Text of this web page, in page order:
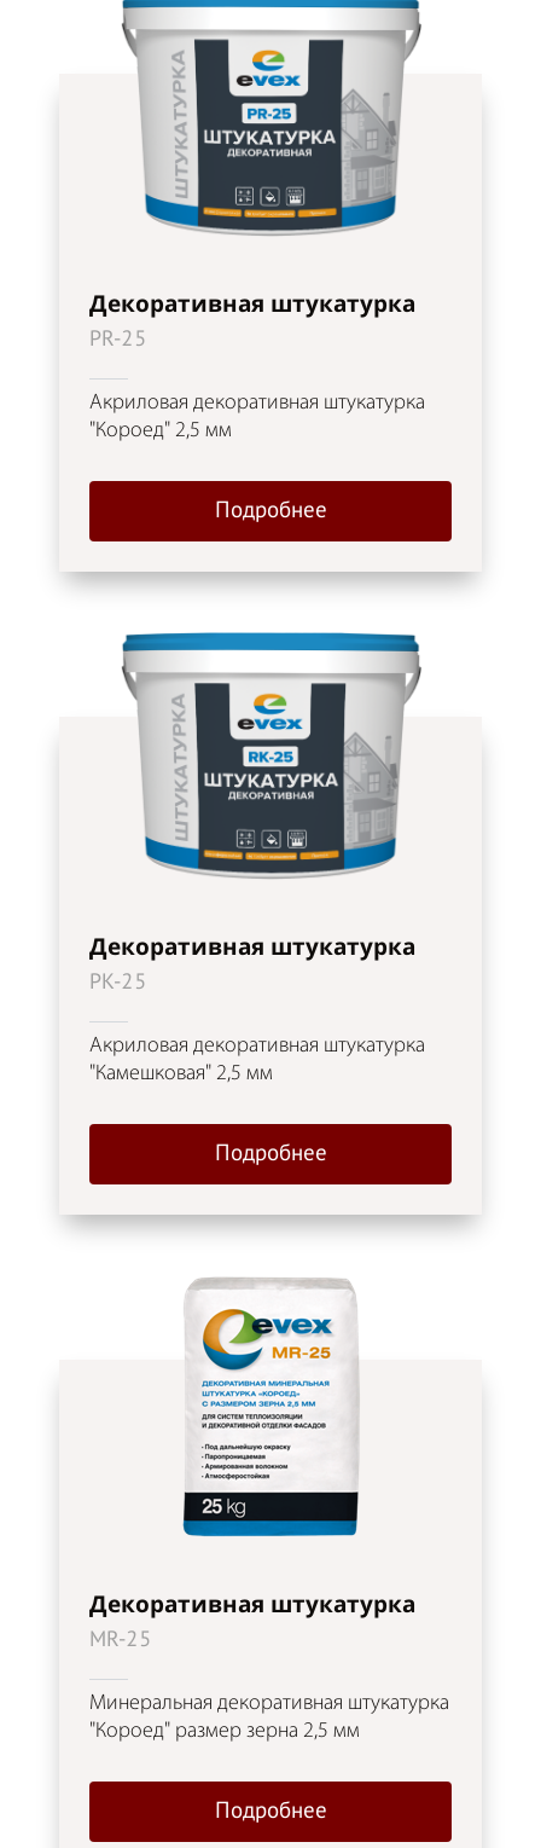
Декоративная штукатурка
PR-25
Акриловая декоративная штукатурка
"Короед" 2,5 мм
Подробнее
Декоративная штукатурка
PK-25
Акриловая декоративная штукатурка
"Камешковая" 2,5 мм
Подробнее
Декоративная штукатурка
MR-25
Минеральная декоративная штукатурка
"Короед" размер зерна 2,5 мм
Подробнее